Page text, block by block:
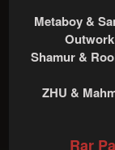
Metaboy &
Shamur &
ZHU &
Rar